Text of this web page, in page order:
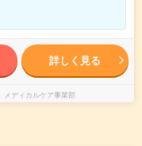
詳しく見る
ディカルケア事業部